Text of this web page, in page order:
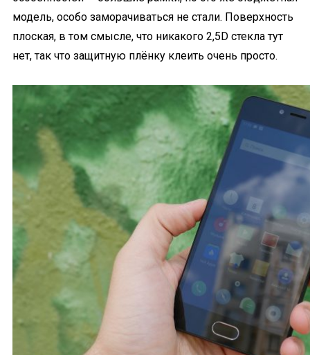
модель, особо заморачиваться не стали. Поверхность
плоская, в том смысле, что никакого 2,5D стекла тут
нет, так что защитную плёнку клеить очень просто.